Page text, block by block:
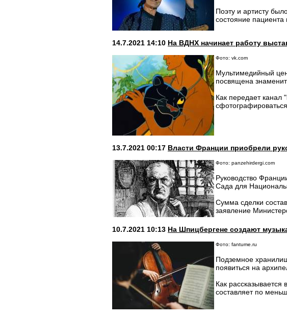
Поэту и артисту
состояние пациента
14.7.2021 14:10 На ВДНХ начинает работу
Фото: vk.com
Мультимедийный
посвящена
Как передает канал
13.7.2021 00:17 Власти Франции приобрели
Фото: panzehirdergi.com
Руководство
Сада для
Сумма сделки
заявление
10.7.2021 10:13 На Шпицбергене создают
Фото: fantume.ru
Подземное
появиться на
Как рассказывается
составляет по